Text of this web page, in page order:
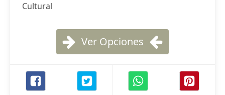
Cultural
Ver Opciones